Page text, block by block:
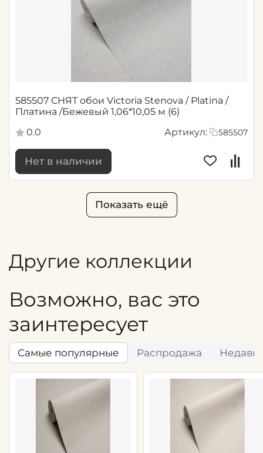
585507 СНЯТ обои Victoria Stenova / Platina /
Платина /Бежевый 1,06*10,05 м (6)
0.0
Артикул: 585507
Нет в наличии
Показать ещё
Другие коллекции
Возможно, вас это
заинтересует
Самые популярные Распродажа